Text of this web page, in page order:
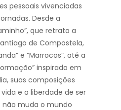
pessoais vivenciadas
Desde a
que retrata a
de Compostela,
e “Marrocos”, até a
inspirada em
suas composições
e a liberdade de ser
muda o mundo